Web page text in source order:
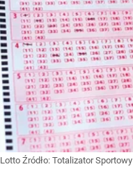
Lotto Źródło: Totalizator Sportowy